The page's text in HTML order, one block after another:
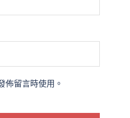
佈留言時使用。